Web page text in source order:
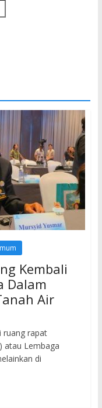
Kembali
Dalam
Air
ruang rapat
atau Lembaga
di